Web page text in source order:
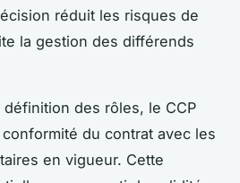
réduit les risques de
la gestion des différends
des rôles, le CCP
du contrat avec les
en vigueur. Cette